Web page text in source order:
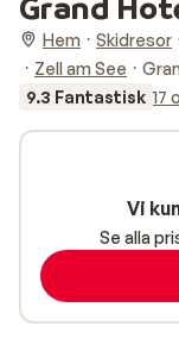
Hem Skidresor
Zell am See
9.3 Fantastisk 17
Vi
Se alla